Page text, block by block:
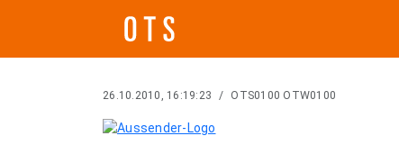
26.10.2010, 16:19:23 / OTS0100 OTW0100